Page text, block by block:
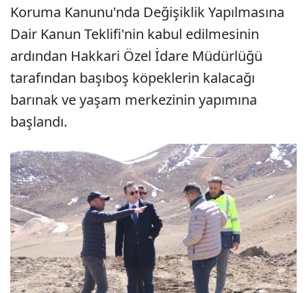
Koruma Kanunu'nda Değişiklik Yapılmasına
Dair Kanun Teklifi'nin kabul edilmesinin
ardından Hakkari Özel İdare Müdürlüğü
tarafından başıboş köpeklerin kalacağı
barınak ve yaşam merkezinin yapımına
başlandı.